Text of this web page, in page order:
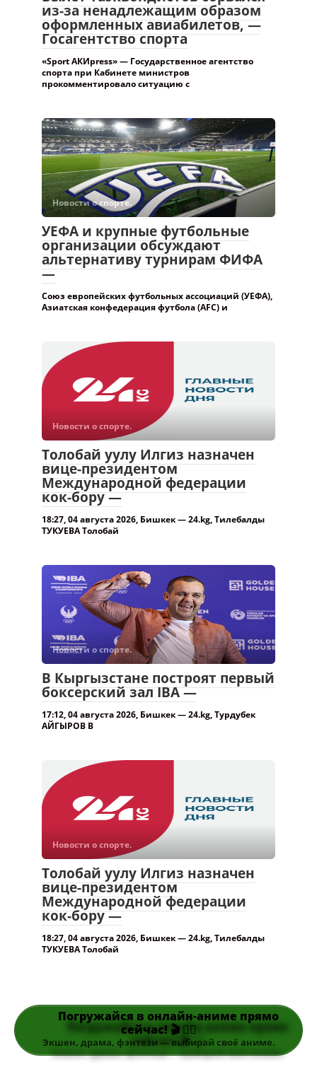
из-за ненадлежащим образом
оформленных авиабилетов, —
Госагентство спорта
«Sport АКИpress» — Государственное агентство
спорта при Кабинете министров
прокомментировало ситуацию с
Новости о спорте.
УЕФА и крупные футбольные
организации обсуждают
альтернативу турнирам ФИФА
—
Союз европейских футбольных ассоциаций (УЕФА),
Азиатская конфедерация футбола (AFC) и
Новости о спорте.
Толобай уулу Илгиз назначен
вице-президентом
Международной федерации
кок-бору —
18:27, 04 августа 2026, Бишкек — 24.kg, Тилебалды
ТУКУЕВА Толобай
Новости о спорте.
В Кыргызстане построят первый
боксерский зал IBA —
17:12, 04 августа 2026, Бишкек — 24.kg, Турдубек
АЙГЫРОВ В
Новости о спорте.
Толобай уулу Илгиз назначен
вице-президентом
Международной федерации
кок-бору —
18:27, 04 августа 2026, Бишкек — 24.kg, Тилебалды
ТУКУЕВА Толобай
Погружайся в онлайн-аниме прямо
сейчас! 🎬 👆🏻
Экшен, драма, фэнтези — выбирай своё аниме.